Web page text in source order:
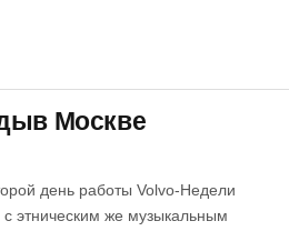
Москве
день работы Volvo-Недели
этническим же музыкальным